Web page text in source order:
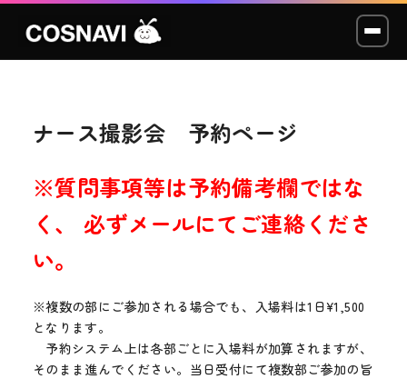
コスプレイベント
モデル撮影会
WCP
ショッカー
スタジオ
LABO
ナース撮影会 予約ページ
※質問事項等は予約備考欄ではな
く、 必ずメールにてご連絡くださ
い。
※複数の部にご参加される場合でも、入場料は1日¥1,500
となります。
予約システム上は各部ごとに入場料が加算されますが、
そのまま進んでください。当日受付にて複数部ご参加の旨